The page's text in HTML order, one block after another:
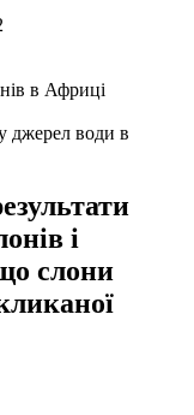
джерел води в
і
слони